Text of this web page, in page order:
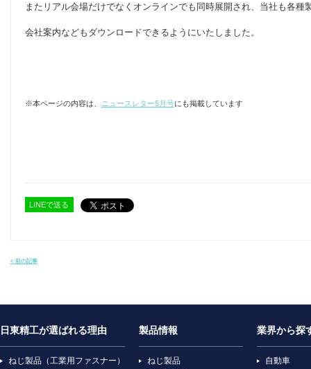
またリアル会場だけでなくオンラインでも同時展開され、当社も各種
会社案内などもダウンロードできるようにいたしました。
※本ページの内容は、 ニュースレター5月号にも掲載しています
LINEで送る
< 前の記事
日東精工が選ばれる理由
ねじ製品（工業用ファスナー）
製品情報
ねじ製品
業界から探
自動車